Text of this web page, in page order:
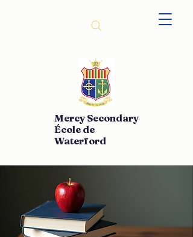
Mercy Secondary
École de
Waterford